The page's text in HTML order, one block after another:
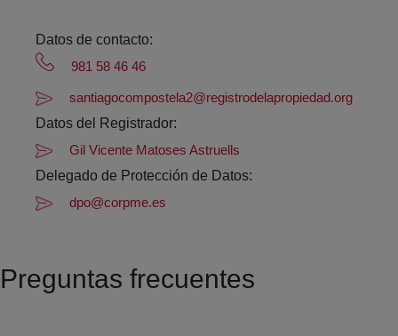
Datos de contacto:
981 58 46 46
santiagocompostela2@registrodelapropiedad.org
Datos del Registrador:
Gil Vicente Matoses Astruells
Delegado de Protección de Datos:
dpo@corpme.es
Preguntas frecuentes